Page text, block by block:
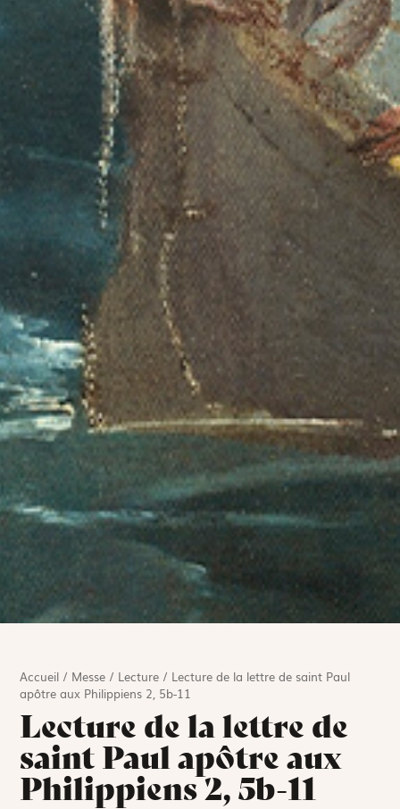
Accueil / Messe / Lecture / Lecture de la lettre de saint Paul
apôtre aux Philippiens 2, 5b-11
Lecture de la lettre de
saint Paul apôtre aux
Philippiens 2, 5b-11